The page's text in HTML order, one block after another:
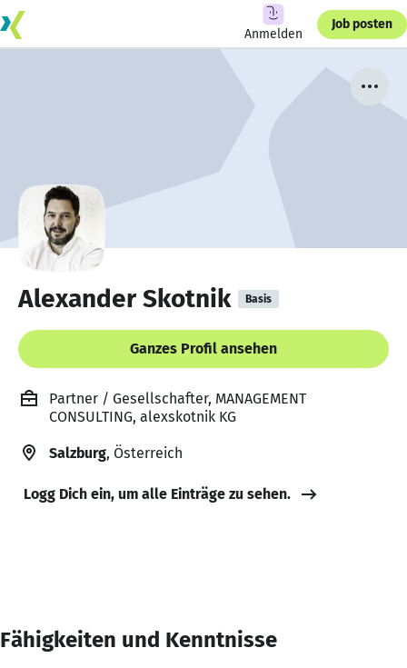
Anmelden
Job posten
Alexander Skotnik Basis
Ganzes Profil ansehen
Partner / Gesellschafter, MANAGEMENT
CONSULTING, alexskotnik KG
Salzburg, Österreich
Logg Dich ein, um alle Einträge zu sehen.
Fähigkeiten und Kenntnisse